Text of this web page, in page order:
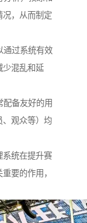
况，从而制定
通过系统有效
少混乱和延
备友好的用
、观众等）均
系统在提升赛
要的作用，